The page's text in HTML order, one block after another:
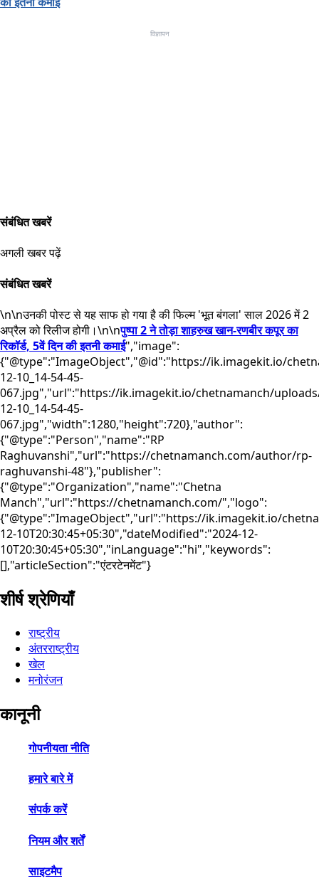
विज्ञापन
संबंधित खबरें
अगली खबर पढ़ें
संबंधित खबरें
\n\nउनकी पोस्ट से यह साफ हो गया है की फिल्म 'भूत बंगला' साल 2026 में 2
अप्रैल को रिलीज होगी।\n\nपुष्पा 2 ने तोड़ा शाहरुख खान-रणबीर कपूर का
रिकॉर्ड, 5वें दिन की इतनी कमाई","image":
{"@type":"ImageObject","@id":"https://ik.imagekit.io/
12-10_14-54-45-
067.jpg","url":"https://ik.imagekit.io/chetnamanch/
12-10_14-54-45-
067.jpg","width":1280,"height":720},"author":
{"@type":"Person","name":"RP
Raghuvanshi","url":"https://chetnamanch.com/author/rp-
raghuvanshi-48"},"publisher":
{"@type":"Organization","name":"Chetna
Manch","url":"https://chetnamanch.com/","logo":
{"@type":"ImageObject","url":"https://ik.imagekit.io/
12-10T20:30:45+05:30","dateModified":"2024-12-
10T20:30:45+05:30","inLanguage":"hi","keywords":
[],"articleSection":"एंटरटेनमेंट"}
शीर्ष श्रेणियाँ
राष्ट्रीय
अंतरराष्ट्रीय
खेल
मनोरंजन
कानूनी
गोपनीयता नीति
हमारे बारे में
संपर्क करें
नियम और शर्तें
साइटमैप